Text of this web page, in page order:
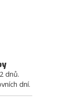
dnů.
dní.